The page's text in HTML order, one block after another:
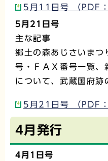
5月11日号 （PDF
5月21日号
主な記事
郷土の森あじさいまつ
号・ＦＡＸ番号一覧、
について、武蔵国府跡
5月21日号 （PDF
4月発行
4月1日号